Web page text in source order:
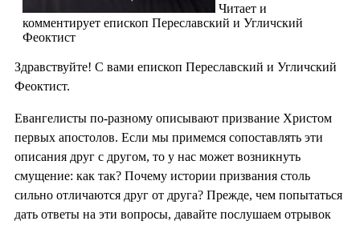
Читает и
комментирует епископ Переславский и Угличский
Феоктист
Здравствуйте! С вами епископ Переславский и Угличский
Феоктист.
Евангелисты по-разному описывают призвание Христом
первых апостолов. Если мы примемся сопоставлять эти
описания друг с другом, то у нас может возникнуть
смущение: как так? Почему истории призвания столь
сильно отличаются друг от друга? Прежде, чем попытаться
дать ответы на эти вопросы, давайте послушаем отрывок